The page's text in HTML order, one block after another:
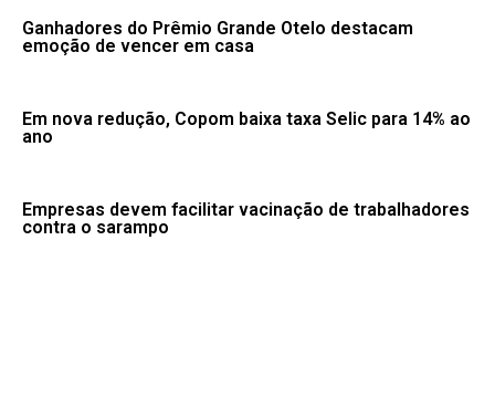
Ganhadores do Prêmio Grande Otelo destacam
emoção de vencer em casa
Em nova redução, Copom baixa taxa Selic para 14% ao
ano
Empresas devem facilitar vacinação de trabalhadores
contra o sarampo